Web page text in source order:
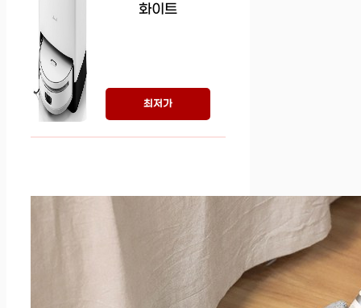
화이트
최저가